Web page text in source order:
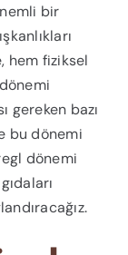
bir
hem fiziksel
gereken bazı
bu dönemi
dönemi